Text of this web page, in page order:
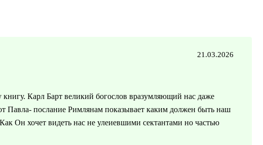
21.03.2026
Карл Барт великий богослов вразумляющий нас даже
Павла- послание Римлянам показывает каким должен быть наш
Он хочет видеть нас не улеиевшими сектантами но частью